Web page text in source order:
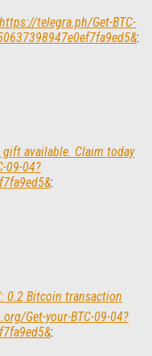
telegra.ph/Get-BTC-
:
gift available. Claim today
09-04?
:
0.2 Bitcoin transaction
Get-your-BTC-09-04?
: